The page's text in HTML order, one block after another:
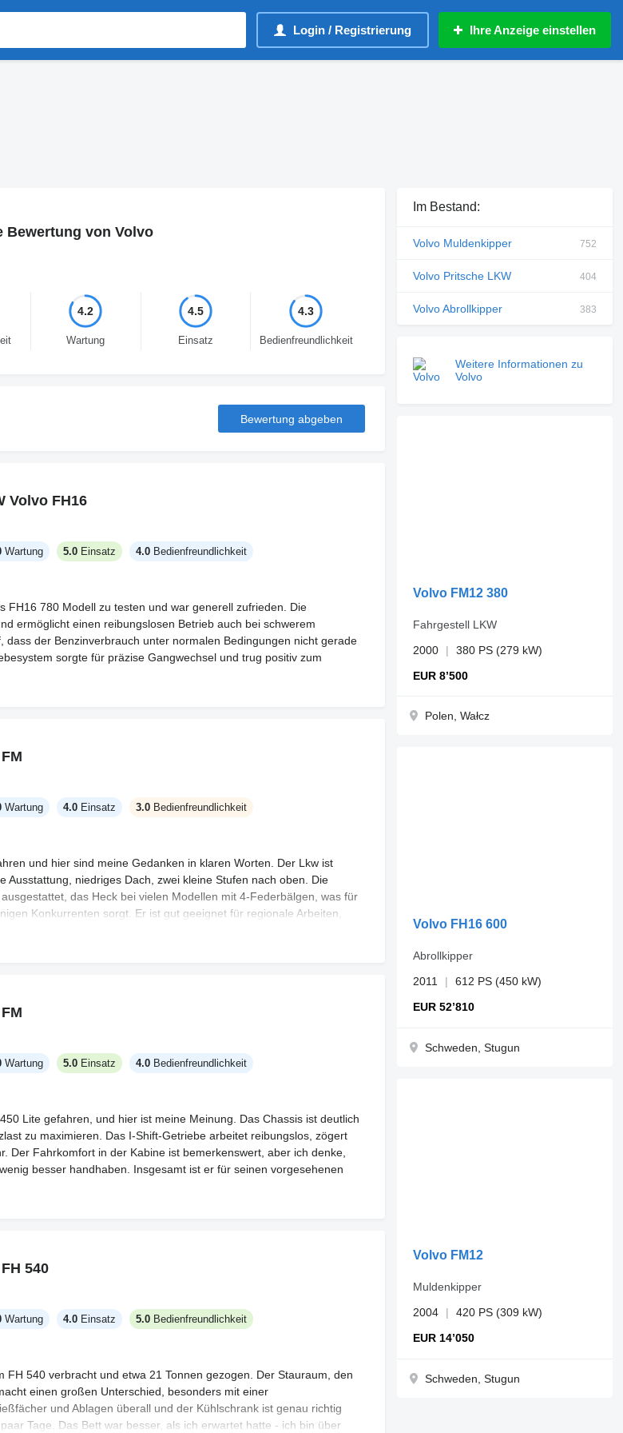
Login / Registrierung Ihre Anzeige einstellen
Bewertung von Volvo
4.2
Wartung
4.5
Einsatz
4.3
Bedienfreundlichkeit
Bewertung abgeben
Volvo FH16
Wartung 5.0 Einsatz 4.0 Bedienfreundlichkeit
FH16 780 Modell zu testen und war generell zufrieden. Die
ermöglicht einen reibungslosen Betrieb auch bei schwerem
dass der Benzinverbrauch unter normalen Bedingungen nicht gerade
sorgte für präzise Gangwechsel und trug positiv zum
Wartung 4.0 Einsatz 3.0 Bedienfreundlichkeit
und hier sind meine Gedanken in klaren Worten. Der Lkw ist
Ausstattung, niedriges Dach, zwei kleine Stufen nach oben. Die
das Heck bei vielen Modellen mit 4-Federbälgen, was für
Konkurrenten sorgt. Er ist gut geeignet für regionale Arbeiten,
aus Europa leergeräumt an (kein Webasto, kein Kühlschrank,
sind meistens klar, was bei den Papieren hilft.
ist ärgerlich, der Stauraum begrenzt und die Innenkunststoffe wirken
erwarten Sie nur keinen Komfort oder perfekte Elektrik.
Wartung 5.0 Einsatz 4.0 Bedienfreundlichkeit
Lite gefahren, und hier ist meine Meinung. Das Chassis ist deutlich
zu maximieren. Das I-Shift-Getriebe arbeitet reibungslos, zögert
Der Fahrkomfort in der Kabine ist bemerkenswert, aber ich denke,
besser handhaben. Insgesamt ist er für seinen vorgesehenen
540
Wartung 4.0 Einsatz 5.0 Bedienfreundlichkeit
FH 540 verbracht und etwa 21 Tonnen gezogen. Der Stauraum, den
einen großen Unterschied, besonders mit einer
und Ablagen überall und der Kühlschrank ist genau richtig
Tage. Das Bett war besser, als ich erwartet hatte - ich bin über
Im Bestand:
Volvo Muldenkipper 752
Volvo Pritsche LKW 404
Volvo Abrollkipper 383
Weitere Informationen zu
Volvo
Volvo FM12 380
EUR 8’500
Fahrgestell LKW
2000
380 PS (279 kW)
Polen, Wałcz
Volvo FH16 600
EUR 52’810
Abrollkipper
2011
612 PS (450 kW)
Schweden, Stugun
Volvo FM12
EUR 14’050
Muldenkipper
2004
420 PS (309 kW)
Schweden, Stugun